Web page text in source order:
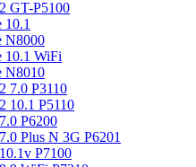
GT-P5100
10.1
N8000
10.1 WiFi
N8010
7.0 P3110
10.1 P5110
P6200
Plus N 3G P6201
P7100